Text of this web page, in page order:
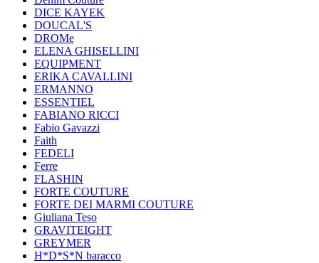
DICE KAYEK
DOUCAL'S
DROMe
ELENA GHISELLINI
EQUIPMENT
ERIKA CAVALLINI
ERMANNO
ESSENTIEL
FABIANO RICCI
Fabio Gavazzi
Faith
FEDELI
Ferre
FLASHIN
FORTE COUTURE
FORTE DEI MARMI COUTURE
Giuliana Teso
GRAVITEIGHT
GREYMER
H*D*S*N baracco